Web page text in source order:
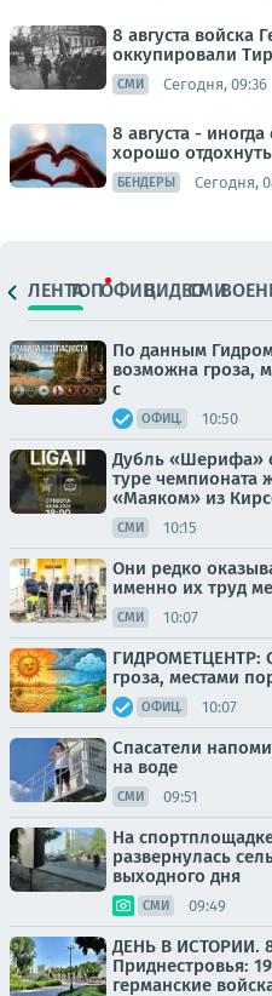
8 августа войска
оккупировали
СМИ Сегодня, 09:36
8 августа -
хорошо отдохнуть
БЕНДЕРЫ Сегодня,
ЛЕНТАТОПОФИЦ.ВИДЕОСМИ
По данным
возможна гроза,
с
ОФИЦ. 10:50
Дубль «Шерифа»
туре чемпионата
«Маяком» из
СМИ 10:15
Они редко
именно их труд
СМИ 10:07
ГИДРОМЕТЦЕНТР:
гроза, местами
ОФИЦ. 10:07
Спасатели
на воде
СМИ 09:51
На
развернулась
выходного дня
СМИ 09:49
ДЕНЬ В ИСТОРИИ. 8
Приднестровья:
германские